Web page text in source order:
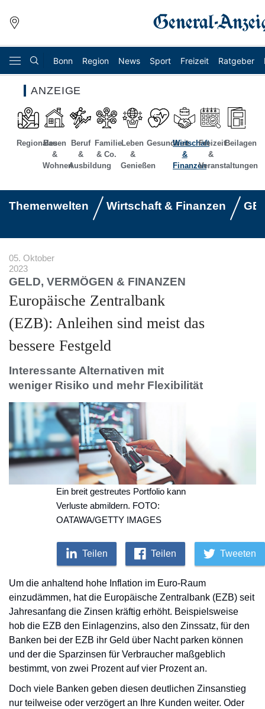
Bonn Region News Sport Freizeit Ratgeber
ANZEIGE
Regionales
Bauen
&
Wohnen
Beruf
&
Ausbildung
Familie
& Co.
Leben
&
Genießen
GesundheitWirtschaft
&
Finanzen
Freizeit
&
Veranstaltungen
Beilagen
Themenwelten Wirtschaft & Finanzen
05. Oktober
2023
GELD, VERMÖGEN & FINANZEN
Europäische Zentralbank
(EZB): Anleihen sind meist das
bessere Festgeld
Interessante Alternativen mit
weniger Risiko und mehr Flexibilität
Ein breit gestreutes Portfolio kann
Verluste abmildern. FOTO:
OATAWA/GETTY IMAGES
Teilen Teilen Tweeten
Um die anhaltend hohe Inflation im Euro-Raum
einzudämmen, hat die Europäische Zentralbank (EZB) seit
Jahresanfang die Zinsen kräftig erhöht. Beispielsweise
hob die EZB den Einlagenzins, also den Zinssatz, für den
Banken bei der EZB ihr Geld über Nacht parken können
und der die Sparzinsen für Verbraucher maßgeblich
bestimmt, von zwei Prozent auf vier Prozent an.
Doch viele Banken geben diesen deutlichen Zinsanstieg
nur teilweise oder verzögert an Ihre Kunden weiter. Oder